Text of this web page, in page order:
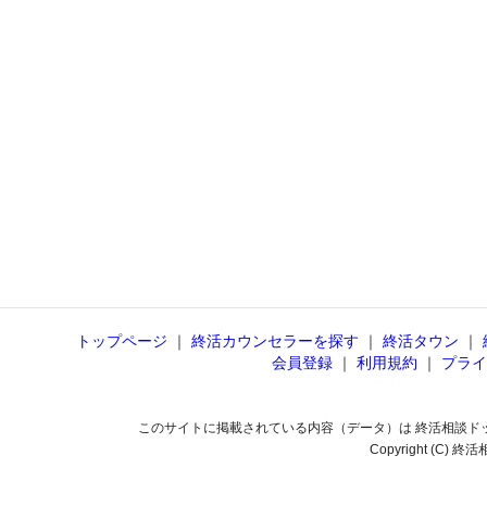
トップページ ｜ 終活カウンセラーを探す ｜ 終活タウン ｜
会員登録 ｜ 利用規約 ｜ プラ
このサイトに掲載されている内容（データ）は 終活相談
Copyright (C) 終活